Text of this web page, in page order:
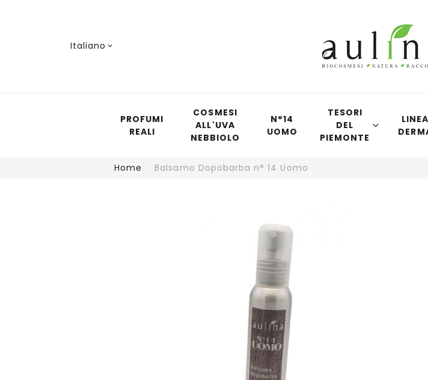
Lingua
Italiano
PROFUMI
REALI
COSMESI
ALL'UVA
NEBBIOLO
N°14
UOMO
TESORI
DEL
PIEMONTE
LINEA
Home Balsamo Dopobarba n° 14 Uomo